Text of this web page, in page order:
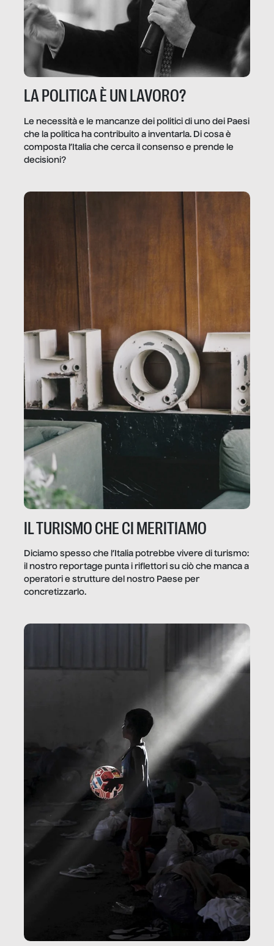
LA POLITICA È UN LAVORO?
Le necessità e le mancanze dei politici di uno dei Paesi
che la politica ha contribuito a inventarla. Di cosa è
composta l’Italia che cerca il consenso e prende le
decisioni?
IL TURISMO CHE CI MERITIAMO
Diciamo spesso che l’Italia potrebbe vivere di turismo:
il nostro reportage punta i riflettori su ciò che manca a
operatori e strutture del nostro Paese per
concretizzarlo.